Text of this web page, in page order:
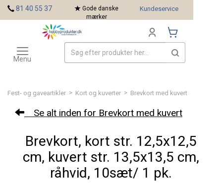
Fest- og gaveartikler > Kort og kuverter > Brevkort med kuvert
Se alt inden for Brevkort med kuvert
Brevkort, kort str. 12,5x12,5
cm, kuvert str. 13,5x13,5 cm,
råhvid, 10sæt/ 1 pk.
81 40 55 37
Gode danske
mærker
Kundeservice
Toggle
navigation
Menu
Mærker